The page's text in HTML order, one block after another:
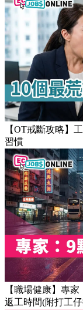
Popular Articles
【OT戒斷攻略】
習慣